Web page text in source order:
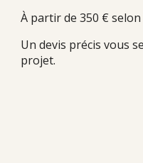
À partir de350 € selon
Un devis précis vous
projet.